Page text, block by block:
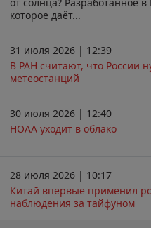
которое даёт...
31 июля 2026 | 12:39
В РАН считают, что России
метеостанций
30 июля 2026 | 12:40
НОАА уходит в облако
28 июля 2026 | 10:17
Китай впервые применил
наблюдения за тайфуном